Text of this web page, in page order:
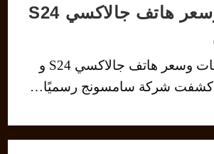
مواصفات وسعر هاتف جالاكسي S24
مفهوم - مواصفات وسعر هاتف جالاكسي S24 و